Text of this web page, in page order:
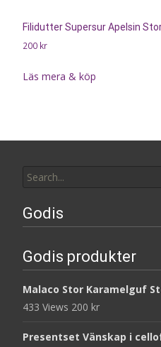
Filidutter Supersur Apelsin
200 kr
Läs mera & köp
for:
Godis
Godis produkter
Malaco Stor Karamelguf
433 Views 200 kr
Presentset Vänskap i